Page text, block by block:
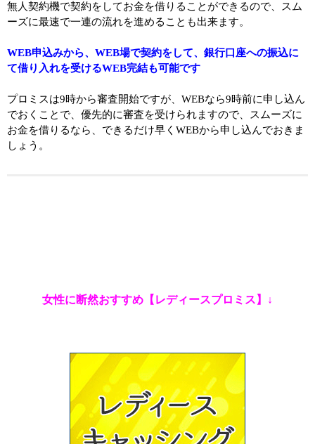
無人契約機で契約をしてお金を借りることができるので、スム
ーズに最速で一連の流れを進めることも出来ます。
WEB申込みから、WEB場で契約をして、銀行口座への振込に
て借り入れを受けるWEB完結も可能です
プロミスは9時から審査開始ですが、WEBなら9時前に申し込ん
でおくことで、優先的に審査を受けられますので、スムーズに
お金を借りるなら、できるだけ早くWEBから申し込んでおきま
しょう。
女性に断然おすすめ【レディースプロミス】↓